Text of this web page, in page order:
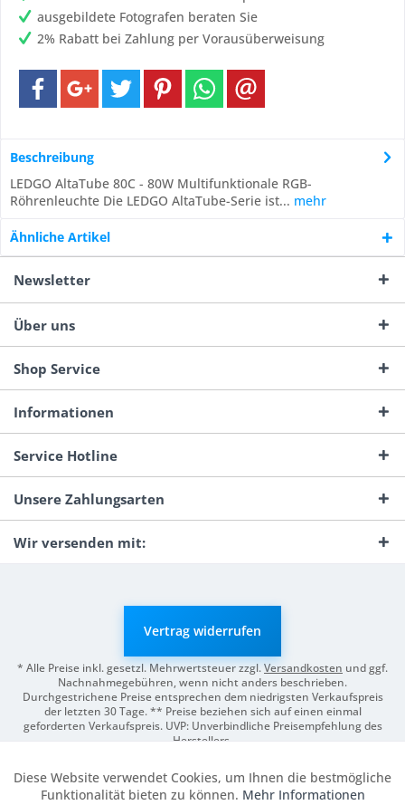
ausgebildete Fotografen beraten Sie
2% Rabatt bei Zahlung per Vorausüberweisung
Beschreibung
LEDGO AltaTube 80C - 80W Multifunktionale RGB-
Röhrenleuchte Die LEDGO AltaTube-Serie ist... mehr
Ähnliche Artikel
Newsletter
Über uns
Shop Service
Informationen
Service Hotline
Unsere Zahlungsarten
Wir versenden mit:
Vertrag widerrufen
* Alle Preise inkl. gesetzl. Mehrwertsteuer zzgl.Versandkosten und ggf.
Nachnahmegebühren, wenn nicht anders beschrieben.
Durchgestrichene Preise entsprechen dem niedrigsten Verkaufspreis
der letzten 30 Tage. ** Preise beziehen sich auf einen einmal
geforderten Verkaufspreis. UVP: Unverbindliche Preisempfehlung des
Herstellers.
Funktionale Aktiv
Diese Website verwendet Cookies, um Ihnen die bestmögliche
Funktionalität bieten zu können. Mehr Informationen